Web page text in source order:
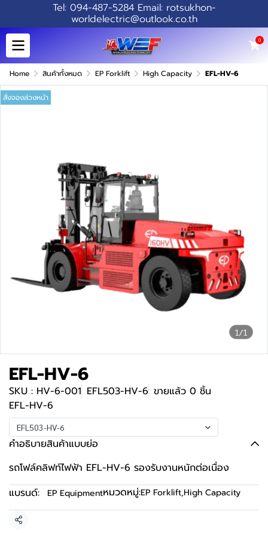
Tel: 094-487-5284 Email: rotsukhon-
worldelectric@outlook.co.th
0
Home สินค้าทั้งหมด EP Forklift High Capacity EFL-HV-6
1/1
สั่งจองล่วงหน้า
EFL-HV-6
SKU : HV-6-001 EFL503-HV-6 ขายแล้ว 0 ชิ้น
EFL-HV-6
EFL503-HV-6
คำอธิบายสินค้าแบบย่อ
รถโฟล์คลิฟท์ไฟฟ้า EFL-HV-6 รองรับงานหนักต่อเนื่อง
แบรนด์:
EP Equipmentหมวดหมู่:EP Forklift,High Capacity
แชร์